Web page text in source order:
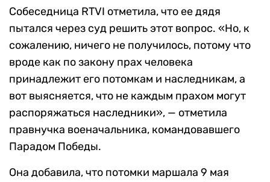
Собеседница RTVI отметила, что ее дядя
пытался через суд решить этот вопрос. «Но, к
сожалению, ничего не получилось, потому что
вроде как по закону прах человека
принадлежит его потомкам и наследникам, а
вот выясняется, что не каждым прахом могут
распоряжаться наследники», — отметила
правнучка военачальника, командовавшего
Парадом Победы.
Она добавила, что потомки маршала 9 мая